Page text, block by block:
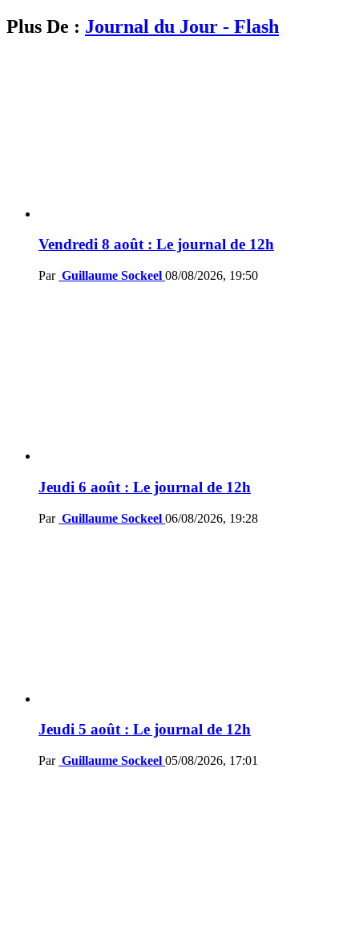
Plus De : Journal du Jour - Flash
Vendredi 8 août : Le journal de 12h
Par Guillaume Sockeel 08/08/2026, 19:50
Jeudi 6 août : Le journal de 12h
Par Guillaume Sockeel 06/08/2026, 19:28
Jeudi 5 août : Le journal de 12h
Par Guillaume Sockeel 05/08/2026, 17:01